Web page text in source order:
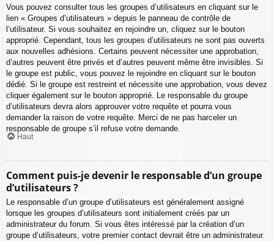
Vous pouvez consulter tous les groupes d’utilisateurs en cliquant sur le
lien « Groupes d’utilisateurs » depuis le panneau de contrôle de
l’utilisateur. Si vous souhaitez en rejoindre un, cliquez sur le bouton
approprié. Cependant, tous les groupes d’utilisateurs ne sont pas ouverts
aux nouvelles adhésions. Certains peuvent nécessiter une approbation,
d’autres peuvent être privés et d’autres peuvent même être invisibles. Si
le groupe est public, vous pouvez le rejoindre en cliquant sur le bouton
dédié. Si le groupe est restreint et nécessite une approbation, vous devez
cliquer également sur le bouton approprié. Le responsable du groupe
d’utilisateurs devra alors approuver votre requête et pourra vous
demander la raison de votre requête. Merci de ne pas harceler un
responsable de groupe s’il refuse votre demande.
Haut
Comment puis-je devenir le responsable d’un groupe
d’utilisateurs ?
Le responsable d’un groupe d’utilisateurs est généralement assigné
lorsque les groupes d’utilisateurs sont initialement créés par un
administrateur du forum. Si vous êtes intéressé par la création d’un
groupe d’utilisateurs, votre premier contact devrait être un administrateur.